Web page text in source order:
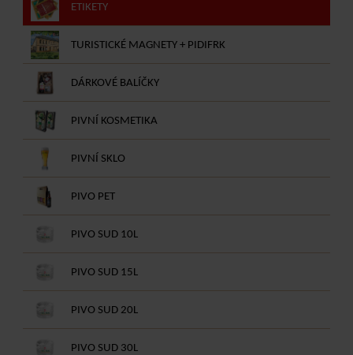
ETIKETY
TURISTICKÉ MAGNETY + PIDIFRK
DÁRKOVÉ BALÍČKY
PIVNÍ KOSMETIKA
PIVNÍ SKLO
PIVO PET
PIVO SUD 10L
PIVO SUD 15L
PIVO SUD 20L
PIVO SUD 30L